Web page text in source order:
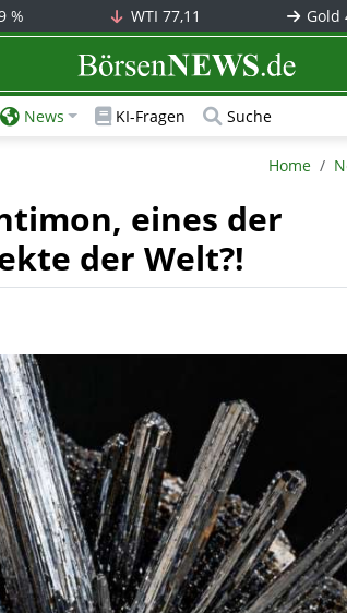
% WTI 77,11 Gold
BörsenNEWS.de
News KI-Fragen Suche
Home
eines der
der Welt?!